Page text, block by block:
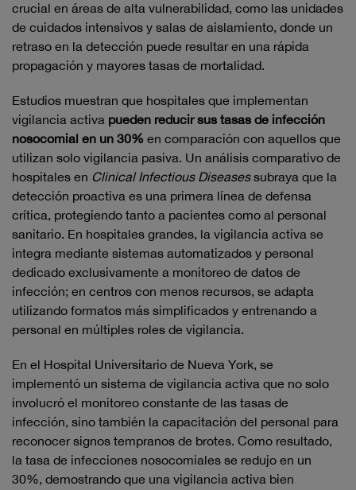
crucial en áreas de alta vulnerabilidad, como las unidades
de cuidados intensivos y salas de aislamiento, donde un
retraso en la detección puede resultar en una rápida
propagación y mayores tasas de mortalidad.
Estudios muestran que hospitales que implementan
vigilancia activa pueden reducir sus tasas de infección
nosocomial en un 30% en comparación con aquellos que
utilizan solo vigilancia pasiva. Un análisis comparativo de
hospitales en Clinical Infectious Diseasessubraya que la
detección proactiva es una primera línea de defensa
crítica, protegiendo tanto a pacientes como al personal
sanitario. En hospitales grandes, la vigilancia activa se
integra mediante sistemas automatizados y personal
dedicado exclusivamente a monitoreo de datos de
infección; en centros con menos recursos, se adapta
utilizando formatos más simplificados y entrenando a
personal en múltiples roles de vigilancia.
En el Hospital Universitario de Nueva York, se
implementó un sistema de vigilancia activa que no solo
involucró el monitoreo constante de las tasas de
infección, sino también la capacitación del personal para
reconocer signos tempranos de brotes. Como resultado,
la tasa de infecciones nosocomiales se redujo en un
30%, demostrando que una vigilancia activa bien